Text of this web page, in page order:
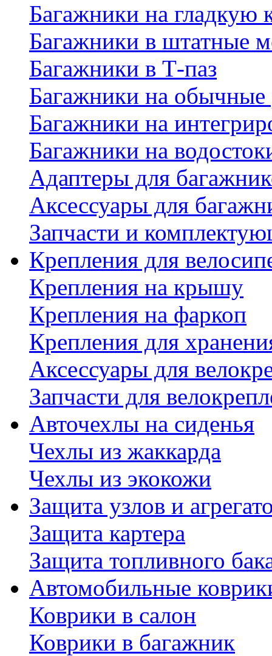
Багажники на гладкую
Багажники в штатные
Багажники в Т-паз
Багажники на обычные
Багажники на
Багажники на
Адаптеры для
Аксессуары для
Запчасти и
Крепления для
Крепления на крышу
Крепления на фаркоп
Крепления для
Аксессуары для
Запчасти для
Авточехлы на сиденья
Чехлы из жаккарда
Чехлы из экокожи
Защита узлов и
Защита картера
Защита топливного
Автомобильные
Коврики в салон
Коврики в багажник